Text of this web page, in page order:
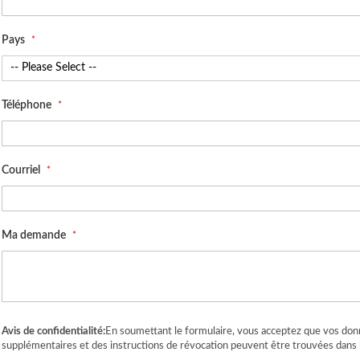
Pays
Téléphone
Courriel
Ma demande
Avis de confidentialité:En soumettant le formulaire, vous acceptez que vos
supplémentaires et des instructions de révocation peuvent être trouvées dans